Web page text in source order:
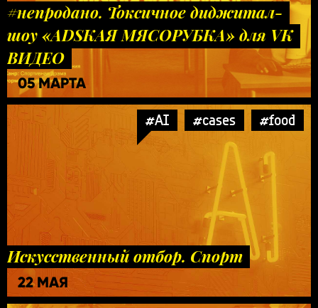
#непродано. Токсичное диджитал-
шоу «ADSКАЯ МЯСОРУБКА» для VK
ВИДЕО
05 МАРТА
#AI #cases #food
Искусственный отбор. Спорт
22 МАЯ